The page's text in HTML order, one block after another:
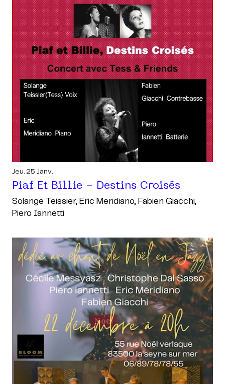
Jeu. 25 Janv.
Piaf Et Billie - Destins Croisés
Solange Teissier, Eric Meridiano, Fabien Giacchi,
Piero Iannetti